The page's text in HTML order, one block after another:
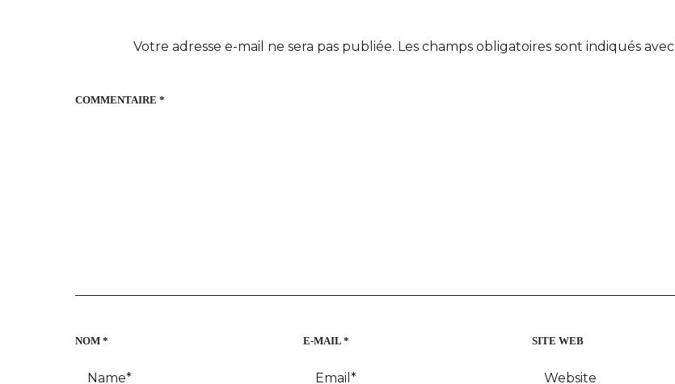
Votre adresse e-mail ne sera pas publiée. Les champs obligatoires sont indiqués avec
COMMENTAIRE *
NOM * E-MAIL* SITE WEB